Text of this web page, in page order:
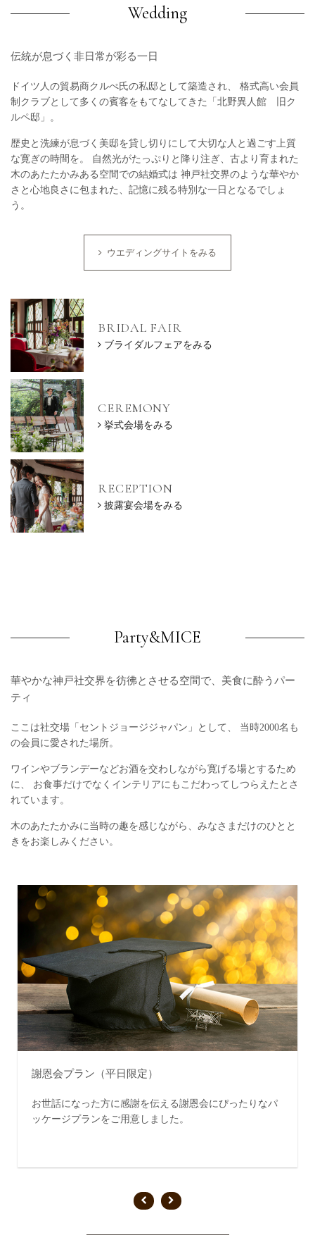
Wedding
伝統が息づく非日常が彩る一日
ドイツ人の貿易商クルぺ氏の私邸として築造され、
格式高い会員
制クラブとして多くの賓客をもてなしてきた「北野異人館 旧ク
ルペ邸」。
歴史と洗練が息づく美邸を貸し切りにして大切な人と過ごす上質
な寛ぎの時間を。
自然光がたっぷりと降り注ぎ、古より育まれた
木のあたたかみある空間での結婚式は 神戸社交界のような華やか
さと心地良さに包まれた、記憶に残る特別な一日となるでしょ
う。
ウエディングサイトをみる
BRIDAL FAIR
ブライダルフェアをみる
CEREMONY
挙式会場をみる
RECEPTION
披露宴会場をみる
Party&MICE
華やかな神戸社交界を彷彿とさせる空間で、美食に酔うパー
ティ
ここは社交場「セントジョージジャパン」として、
当時2000名も
の会員に愛された場所。
ワインやブランデーなどお酒を交わしながら寛げる場とするため
に、
お食事だけでなくインテリアにもこだわってしつらえたとさ
れています。
木のあたたかみに当時の趣を感じながら、みなさまだけのひとと
きをお楽しみください。
謝恩会プラン（平日限定）
お世話になった方に感謝を伝える謝恩会にぴったりなパ
ッケージプランをご用意しました。